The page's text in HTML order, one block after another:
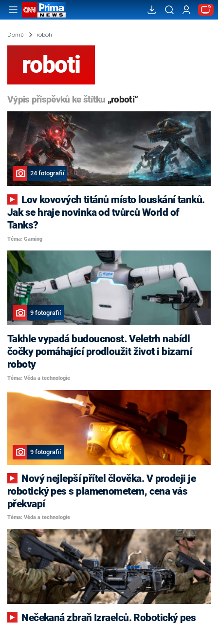
Domů roboti
roboti
Výpis příspěvků ke štítku „roboti“
24 fotografií
Jak se hraje novinka od tvůrců World of
Tanks?
Téma: Gaming
9 fotografií
Takhle vypadá budoucnost. Veletrh nabídl
čočky pomáhající prodloužit život i bizarní
roboty
Téma: Věda a technologie
9 fotografií
robotický pes s plamenometem, cena vás
překvapí
Téma: Věda a technologie